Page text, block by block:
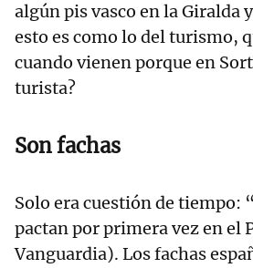
algún pis vasco en la Giralda
esto es como lo del turismo,
cuando vienen porque en
turista?
Son fachas
Solo era cuestión de tiempo:
pactan por primera vez en el
Vanguardia). Los fachas